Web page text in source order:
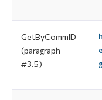
GetByCommID
(paragraph
#3.5)